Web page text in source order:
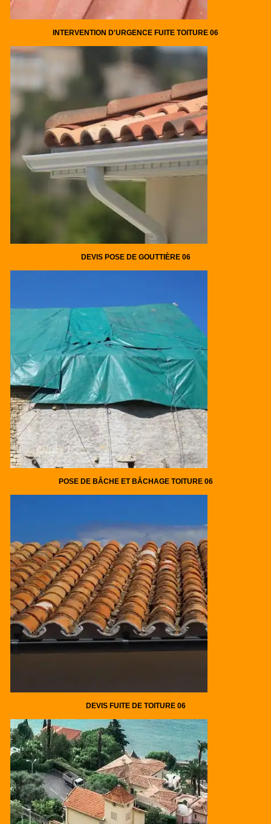
INTERVENTION D'URGENCE FUITE TOITURE 06
DEVIS POSE DE GOUTTIÈRE 06
POSE DE BÂCHE ET BÂCHAGE TOITURE 06
DEVIS FUITE DE TOITURE 06